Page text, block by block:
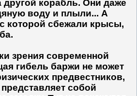
другой корабль. Они даже
воду и плыли... А
которой сбежали крысы,
зрения современной
гибель баржи не может
предвестников,
собой